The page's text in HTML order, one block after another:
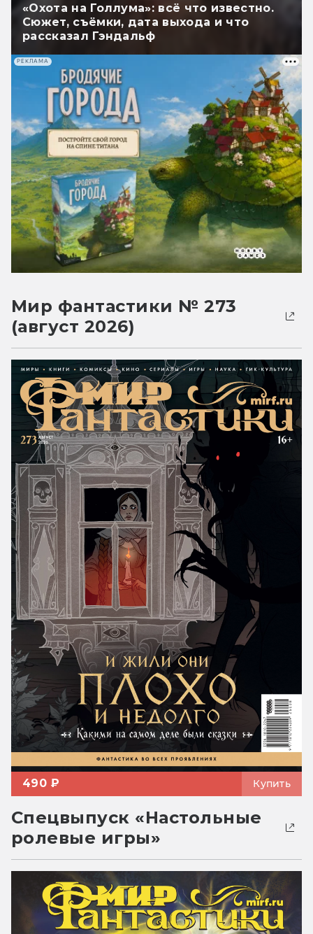
«Охота на Голлума»: всё что известно.
Сюжет, съёмки, дата выхода и что
рассказал Гэндальф
РЕКЛАМА
Мир фантастики № 273
(август 2026)
490 ₽ Купить
Спецвыпуск «Настольные
ролевые игры»